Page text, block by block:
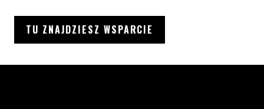
TU ZNAJDZIESZ WSPARCIE